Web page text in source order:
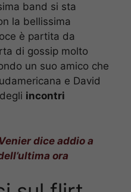
band si sta
la bellissima
è partita da
di gossip molto
un suo amico che
e David
incontri
dice addio a
ora